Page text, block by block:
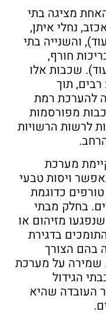
מציגה בתי
נחלי איתן,
והשנייה בתי
חורף,
שכבות אלו
תוך
להערכת רמת
מפורסמות
לרשות הרשויות
מערכת
ויסות טבעי
כדוגמת
בחלק מבתי
מזיהום או
בדגירת
בהם הצורך
שמירה על מערכת
הגידול
העובדה שהיא